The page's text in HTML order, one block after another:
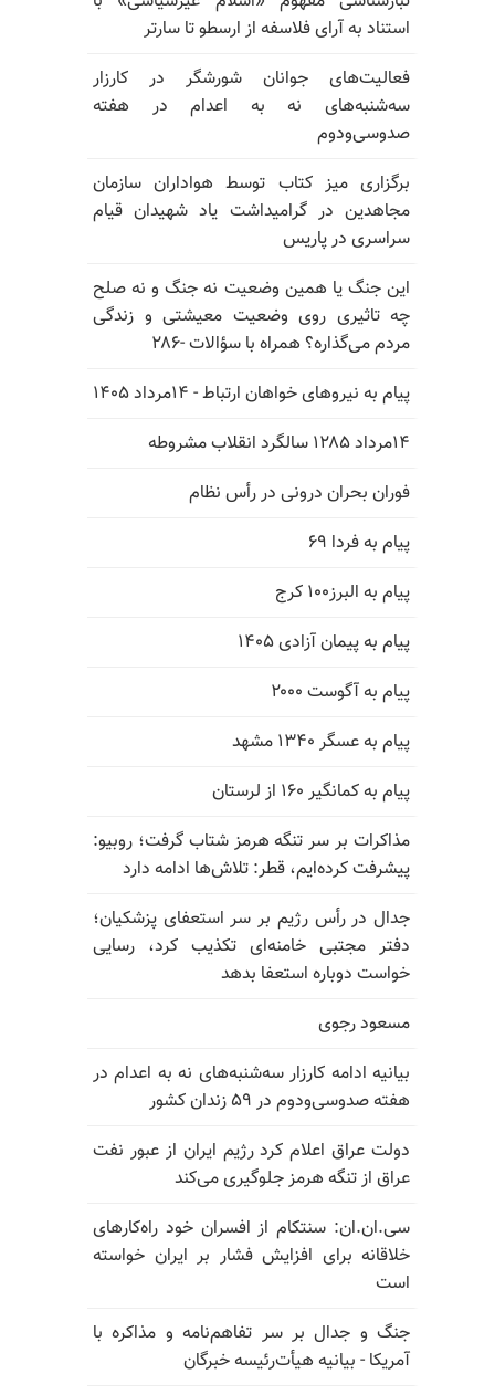
استناد به آرای فلاسفه از ارسطو تا سارتر
فعالیت‌های جوانان شورشگر در کارزار
سه‌شنبه‌های نه به اعدام در هفته
صدوسی‌و‌دوم
برگزاری میز کتاب توسط هواداران سازمان
مجاهدین در گرامیداشت یاد شهیدان قیام
سراسری در پاریس
این جنگ یا همین وضعیت نه جنگ و نه صلح
چه تاثیری روی وضعیت معیشتی و زندگی
مردم می‌گذاره؟ همراه با سؤالات -۲۸۶
پیام به نیروهای خواهان ارتباط - ۱۴مرداد ۱۴۰۵
۱۴مرداد ۱۲۸۵ سالگرد انقلاب مشروطه
فوران بحران درونی در رأس نظام
پیام به فردا ۶۹
پیام به البرز۱۰۰ کرج
پیام به پیمان آزادی ۱۴۰۵
پیام به آگوست ۲۰۰۰
پیام به عسگر ۱۳۴۰ مشهد
پیام به کمانگیر ۱۶۰ از لرستان
مذاکرات بر سر تنگه هرمز شتاب گرفت؛ روبیو:
پیشرفت کرده‌ایم، قطر: تلاش‌ها ادامه دارد
جدال در رأس رژیم بر سر استعفای پزشکیان؛
دفتر مجتبی خامنه‌ای تکذیب کرد، رسایی
خواست دوباره استعفا بدهد
مسعود رجوی
بیانیه ادامه کارزار سه‌شنبه‌های نه به اعدام در
هفته صدوسی‌و‌دوم در ۵۹ زندان کشور
دولت عراق اعلام کرد رژیم ایران از عبور نفت
عراق از تنگه هرمز جلوگیری می‌کند
سی.ان.ان: سنتکام از افسران خود راه‌کارهای
خلاقانه برای افزایش فشار بر ایران خواسته
است
جنگ و جدال بر سر تفاهم‌نامه و مذاکره با
آمریکا - بیانیه هیأت‌رئیسه خبرگان